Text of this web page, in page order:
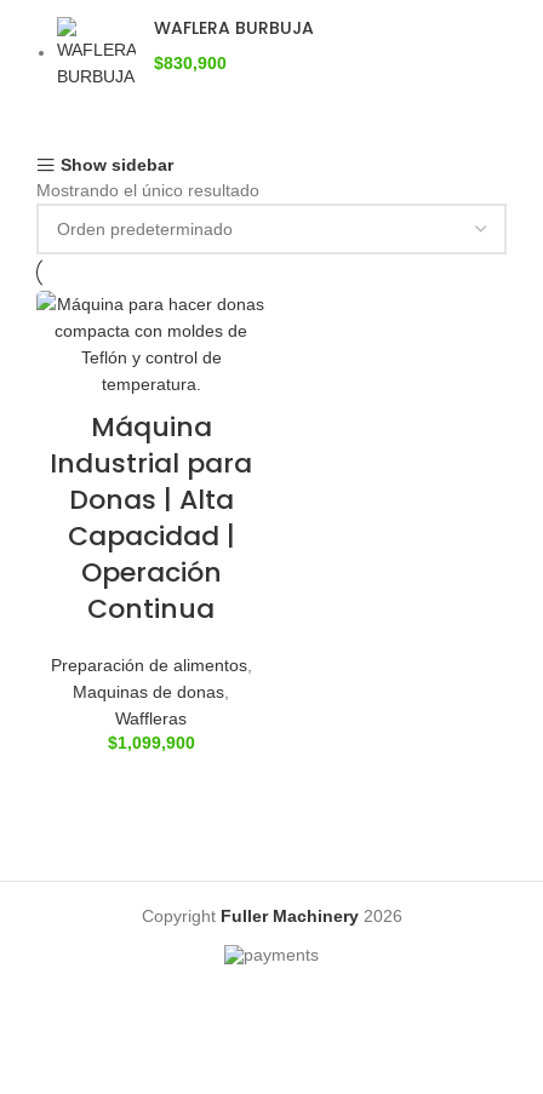
WAFLERA BURBUJA
$830,900
Show sidebar
Mostrando el único resultado
Máquina
Industrial para
Donas | Alta
Capacidad |
Operación
Continua
Preparación de alimentos,
Maquinas de donas
Waffleras
$1,099,900
Copyright Fuller Machinery 2026